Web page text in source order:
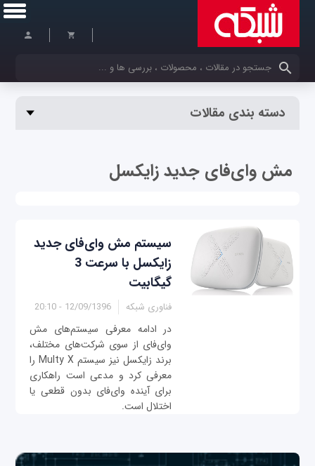
کلمات کلیدی خود را وارد کنید
دسته بندی مقالات
مش وای‌فای جدید زایکسل
سیستم مش وای‌فای جدید
زایکسل با سرعت 3
گیگابیت
فناوری شبکه 12/09/1396 - 20:10
در ادامه معرفی سیستم‌های مش
وای‌فای از سوی شرکت‌های مختلف،
برند زایکسل نیز سیستم Multy X را
معرفی کرد و مدعی است راهکاری
برای آینده وای‌فای بدون قطعی یا
اختلال است.